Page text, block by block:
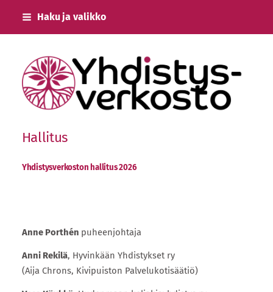
Siirry
Haku ja valikko
Keski-Uudenmaan Yhdistysverkosto ry
Hallitus
Yhdistysverkoston hallitus 2026
Anne Porthén puheenjohtaja
Anni Rekilä, Hyvinkään Yhdistykset ry
(Aija Chrons, Kivipuiston Palvelukotisäätiö)